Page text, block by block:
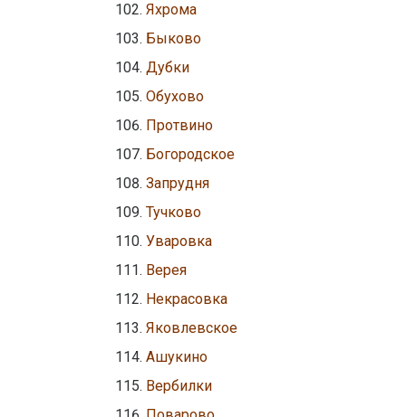
Яхрома
Быково
Дубки
Обухово
Протвино
Богородское
Запрудня
Тучково
Уваровка
Верея
Некрасовка
Яковлевское
Ашукино
Вербилки